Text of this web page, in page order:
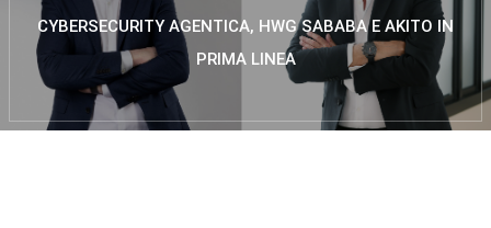
CYBERSECURITY AGENTICA, HWG SABABA E AKITO IN
PRIMA LINEA